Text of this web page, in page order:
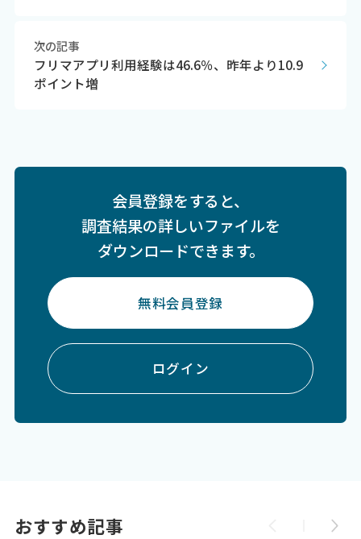
次の記事
フリマアプリ利用経験は46.6％、昨年より10.9
ポイント増
会員登録をすると、
調査結果の詳しいファイルを
ダウンロードできます。
無料会員登録
ログイン
おすすめ記事